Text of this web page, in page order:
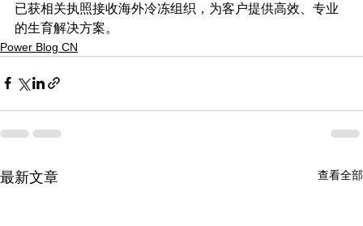
已获相关执照接收海外冷冻组织，为客户提供高效、专业
的生育解决方案。
Power Blog CN
最新文章 查看全部